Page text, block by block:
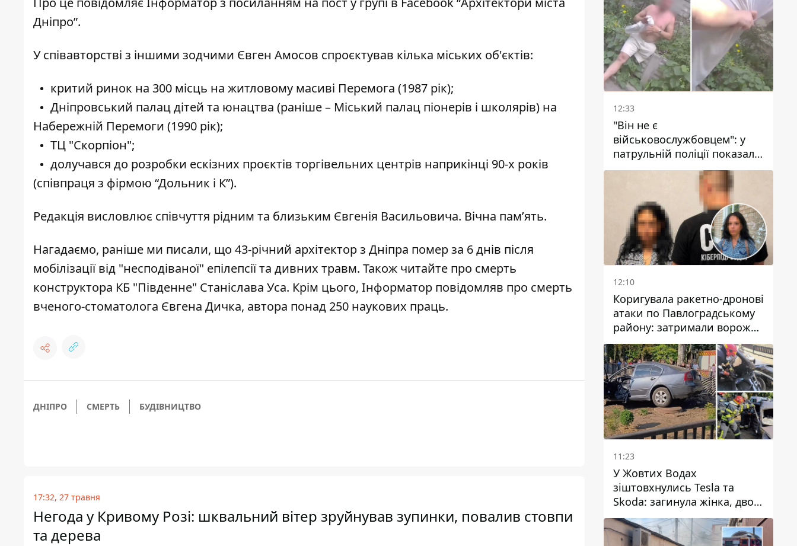
Дніпро”.
У співавторстві з іншими зодчими Євген Амосов спроєктував кілька міських об'єктів:
критий ринок на 300 місць на житловому масиві Перемога (1987 рік);
Дніпровський палац дітей та юнацтва (раніше – Міський палац піонерів і школярів) на
Набережній Перемоги (1990 рік);
ТЦ "Скорпіон";
долучався до розробки ескізних проєктів торгівельних центрів наприкінці 90-х років
(співпраця з фірмою “Дольник і К”).
Редакція висловлює співчуття рідним та близьким Євгенія Васильовича. Вічна пам’ять.
Нагадаємо, раніше ми писали, що 43-річний архітектор з Дніпра помер за 6 днів після
мобілізації від "несподіваної" епілепсії та дивних травм. Також читайте про смерть
конструктора КБ "Південне" Станіслава Уса. Крім цього, Інформатор повідомляв про смерть
вченого-стоматолога Євгена Дичка, автора понад 250 наукових праць.
ДНІПРО СМЕРТЬ БУДІВНИЦТВО
17:32, 27 травня
Негода у Кривому Розі: шквальний вітер зруйнував зупинки, повалив стовпи
та дерева
12:33
"Він не є
військовослужбовцем": у
патрульній поліції показали
відео конфлікту з чоловіком
без ноги на проспекті Поля
12:10
Коригувала ракетно-дронові
атаки по Павлоградському
району: затримали ворожу
агентку
11:23
У Жовтих Водах
зіштовхнулись Tesla та
Skoda: загинула жінка, двоє
людей постраждали